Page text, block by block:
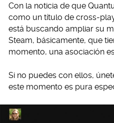
Con la noticia de que
como un título de cross-
está buscando ampliar su
Steam, básicamente, que
momento, una asociación
Si no puedes con ellos,
este momento es pura